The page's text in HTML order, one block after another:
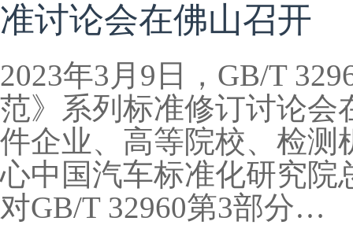
准讨论会在佛山召开
2023年3月9日，GB/T
范》系列标准修订讨论会
件企业、高等院校、检测
心中国汽车标准化研究院
对GB/T 32960第3部分…